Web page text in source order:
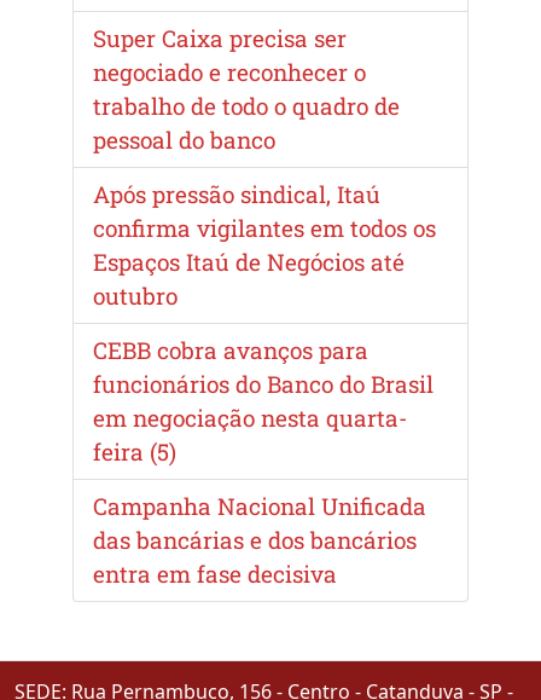
Super Caixa precisa ser
negociado e reconhecer o
trabalho de todo o quadro de
pessoal do banco
Após pressão sindical, Itaú
confirma vigilantes em todos os
Espaços Itaú de Negócios até
outubro
CEBB cobra avanços para
funcionários do Banco do Brasil
em negociação nesta quarta-
feira (5)
Campanha Nacional Unificada
das bancárias e dos bancários
entra em fase decisiva
SEDE: Rua Pernambuco, 156 - Centro - Catanduva - SP -